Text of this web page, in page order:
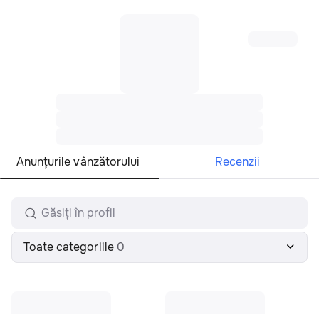
Anunțurile vânzătorului Recenzii
Toate categoriile 0